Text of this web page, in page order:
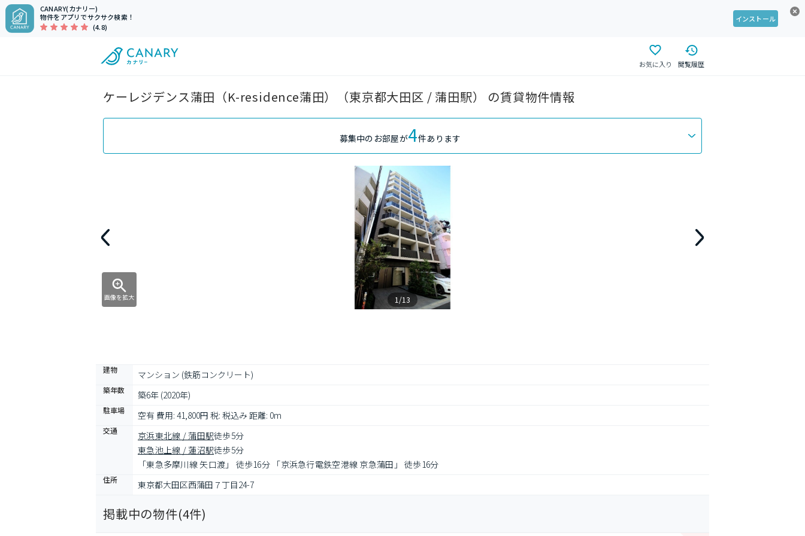
CANARY(カナリー)
物件をアプリでサクサク検索！
(4.8)
インストール
お気に入り 閲覧履歴
ケーレジデンス蒲田（K-residence蒲田）（東京都大田区 / 蒲田駅） の賃貸物件情報
募集中のお部屋が4件あります
画像を拡大 1/13
建物 マンション (鉄筋コンクリート)
築年数 築6年 (2020年)
駐車場 空有 費用: 41,800円 税: 税込み 距離: 0m
交通 京浜東北線 / 蒲田駅徒歩5分
東急池上線 / 蓮沼駅徒歩5分
「東急多摩川線 矢口渡」 徒歩16分 「京浜急行電鉄空港線 京急蒲田」 徒歩16分
住所 東京都大田区西蒲田７丁目24-7
掲載中の物件(4件)